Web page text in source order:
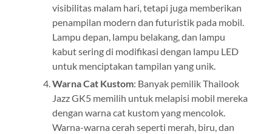
visibilitas malam hari, tetapi juga memberikan
penampilan modern dan futuristik pada mobil.
Lampu depan, lampu belakang, dan lampu
kabut sering di modifikasi dengan lampu LED
untuk menciptakan tampilan yang unik.
Warna Cat Kustom: Banyak pemilik Thailook
Jazz GK5 memilih untuk melapisi mobil mereka
dengan warna cat kustom yang mencolok.
Warna-warna cerah seperti merah, biru, dan